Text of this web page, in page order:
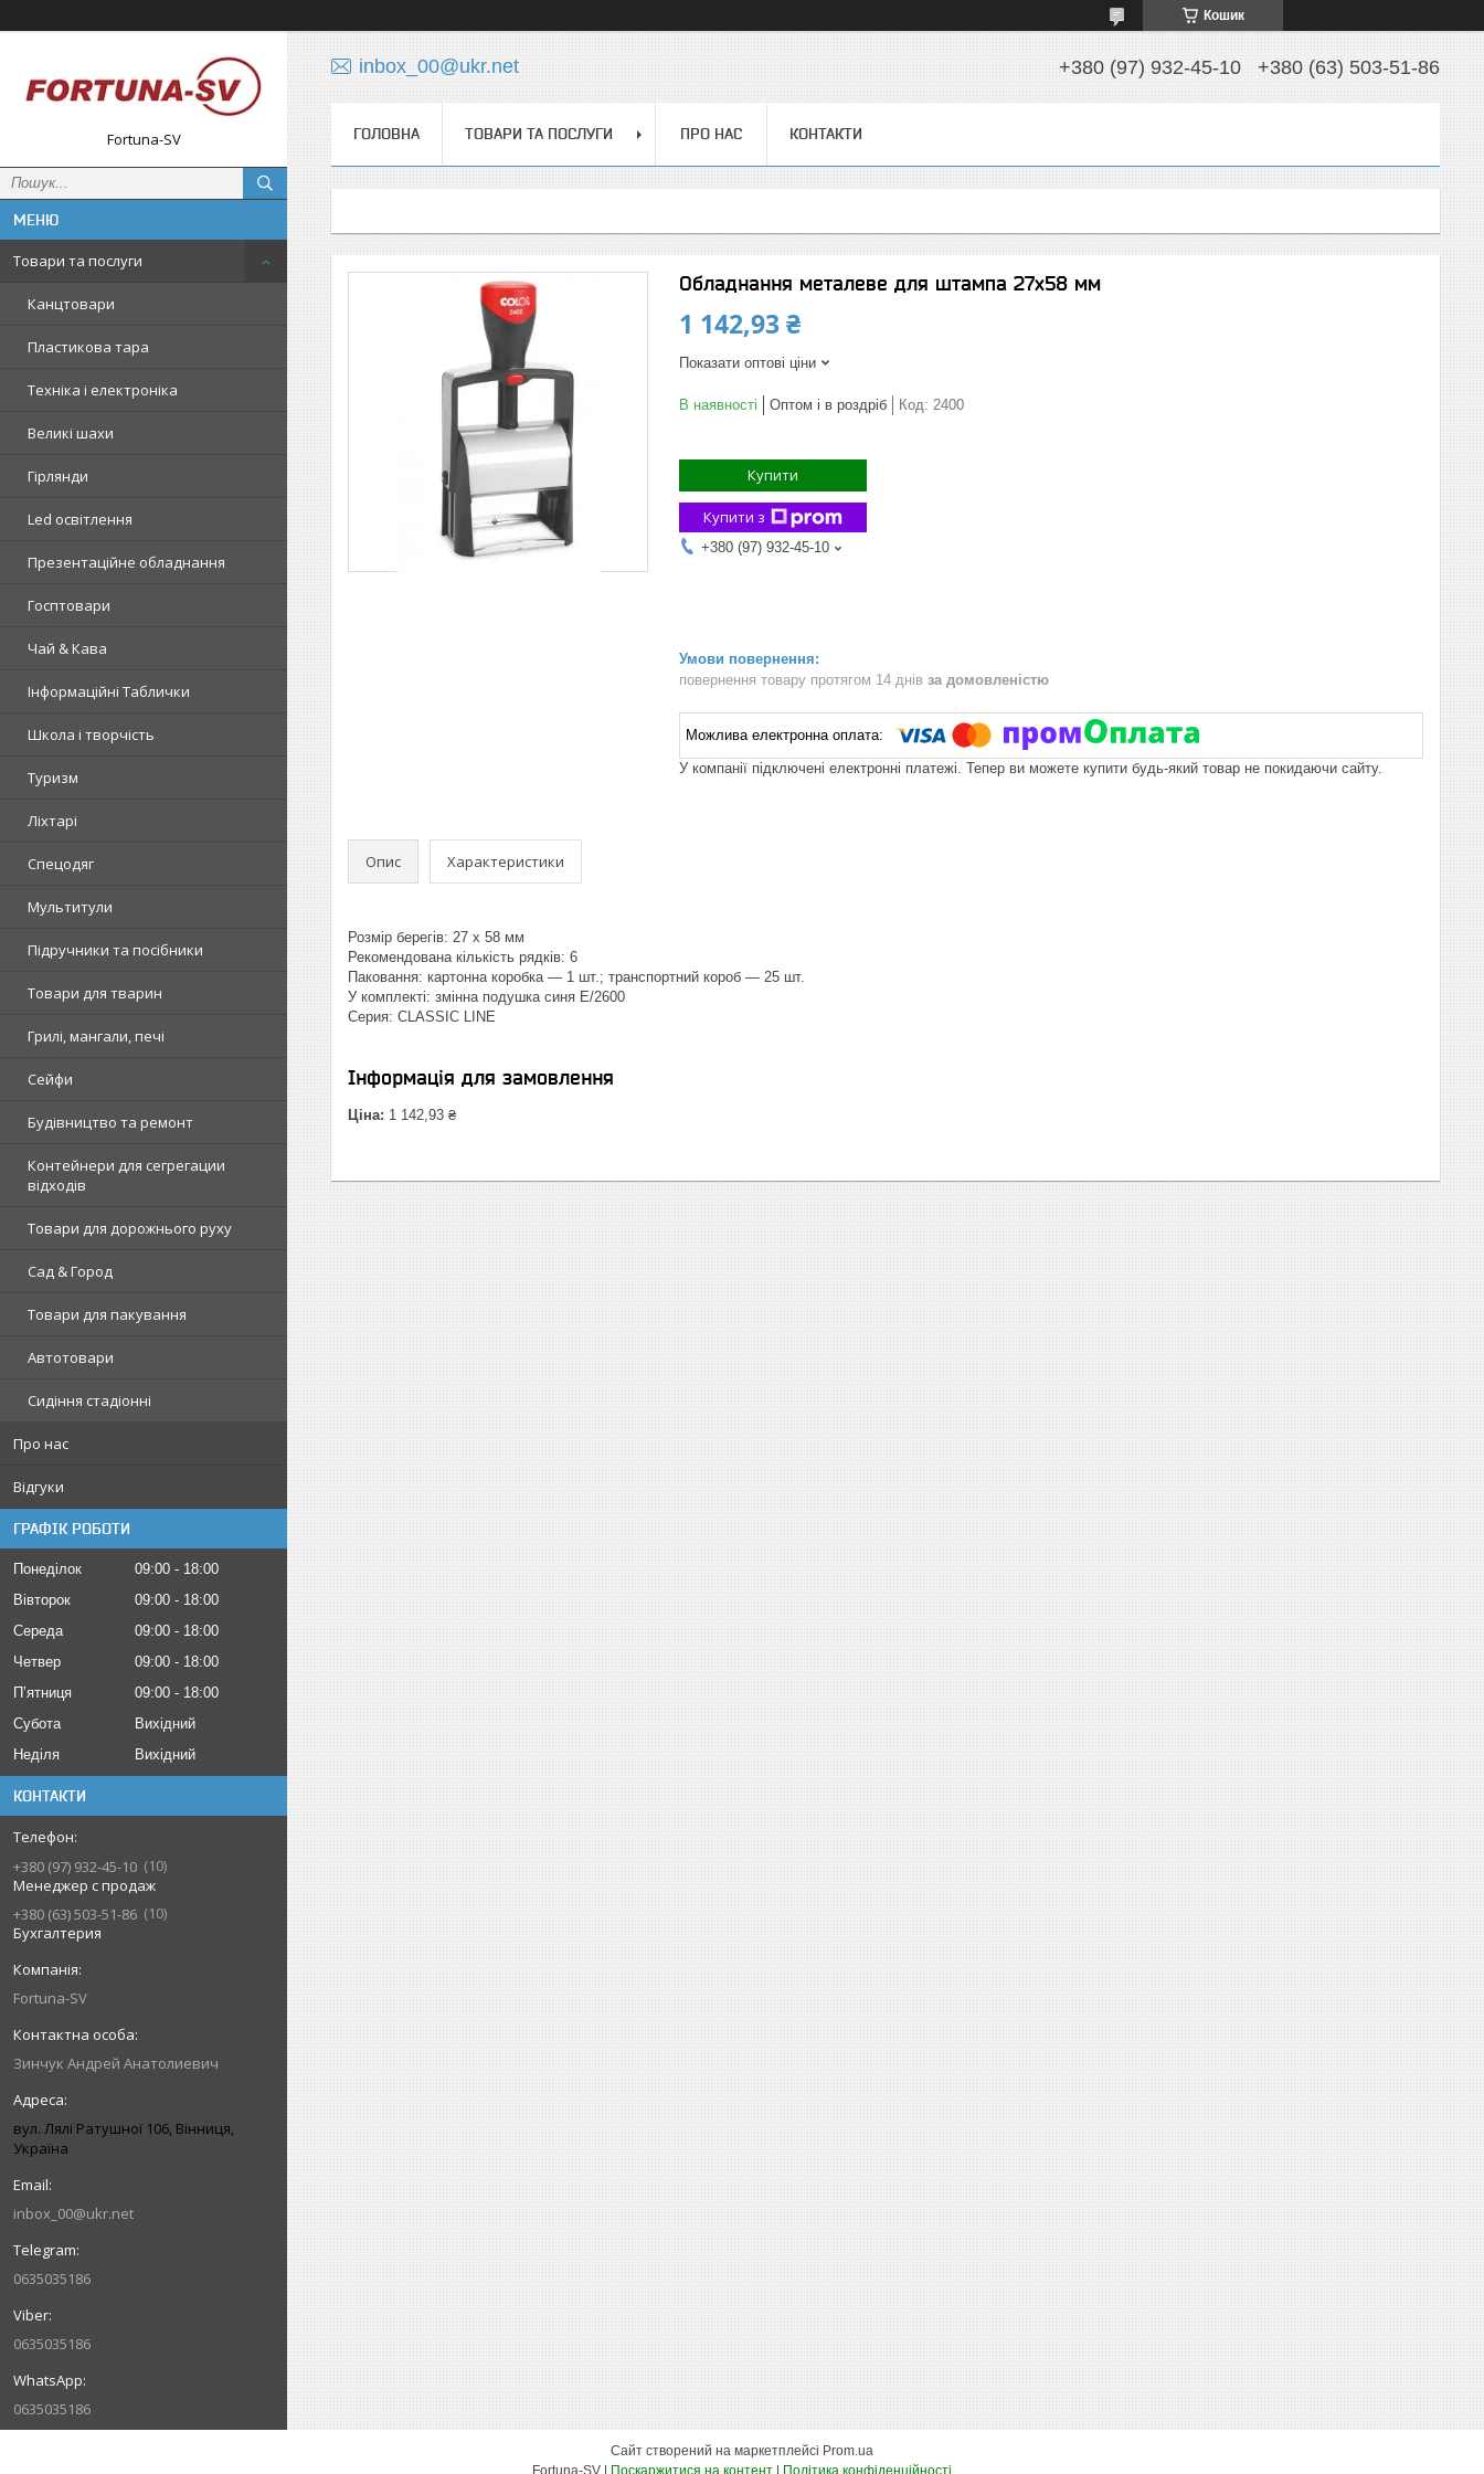
Кошик
Fortuna-SV
Товари та послуги
Канцтовари
Пластикова тара
Техніка і електроніка
Великі шахи
Гірлянди
Led освітлення
Презентаційне обладнання
Госптовари
Чай & Кава
Інформаційні Таблички
Школа і творчість
Туризм
Ліхтарі
Спецодяг
Мультитули
Підручники та посібники
Товари для тварин
Грилі, мангали, печі
Сейфи
Будівництво та ремонт
Контейнери для сегрегации
відходів
Товари для дорожнього руху
Сад & Город
Товари для пакування
Автотовари
Сидіння стадіонні
Про нас
Відгуки
ГРАФІК РОБОТИ
Понеділок 09:00
18:00
Вівторок
09:00
18:00
Середа
09:00
18:00
Четвер
09:00
18:00
Пʼятниця
09:00
18:00
Субота
Вихідний
Неділя
Вихідний
КОНТАКТИ
+380 (97) 932-45-10
10
Менеджер с продаж
+380 (63) 503-51-86
10
Бухгалтерия
Fortuna-SV
Зинчук Андрей Анатолиевич
вул. Лялі Ратушної 106, Вінниця,
Україна
inbox_00@ukr.net
0635035186
0635035186
0635035186
inbox_00@ukr.net +380 (97) 932-45-10 +380 (63) 503-51-86
ГОЛОВНА ТОВАРИ ТА ПОСЛУГИ ПРО НАС КОНТАКТИ
Обладнання металеве для штампа 27х58 мм
1 142,93 ₴
Показати оптові ціни
В наявності Оптом і в роздріб Код: 2400
Купити
Купити з
+380 (97) 932-45-10
повернення товару протягом 14 днів за домовленістю
У компанії підключені електронні платежі. Тепер ви можете купити будь-який товар не покидаючи сайту.
Опис Характеристики
Розмір берегів: 27 x 58 мм
Рекомендована кількість рядків: 6
Паковання: картонна коробка — 1 шт.; транспортний короб — 25 шт.
У комплекті: змінна подушка синя E/2600
Серия: CLASSIC LINE
Інформація для замовлення
Ціна: 1 142,93 ₴
Сайт створений на маркетплейсі Prom.ua
Fortuna-SV | Поскаржитися на контент | Політика конфіденційності